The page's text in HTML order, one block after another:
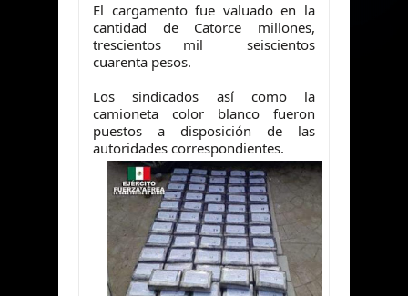
El cargamento fue valuado en la
cantidad de Catorce millones,
trescientos mil seiscientos
cuarenta pesos.
Los sindicados así como la
camioneta color blanco fueron
puestos a disposición de las
autoridades correspondientes.